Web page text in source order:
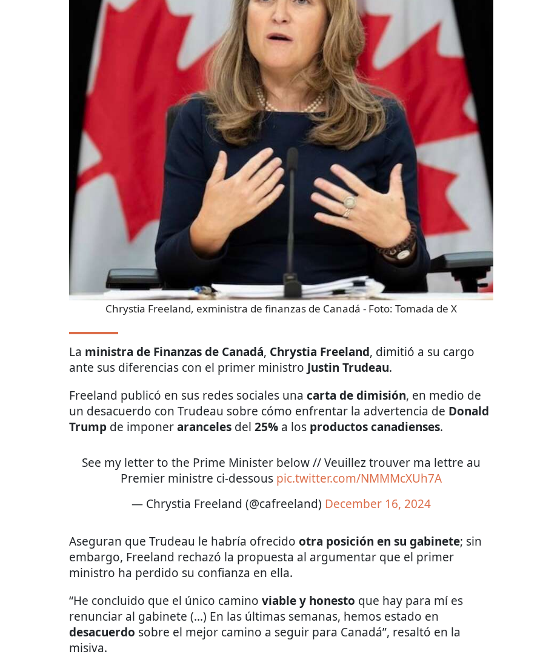
Chrystia Freeland, exministra de finanzas de Canadá - Foto: Tomada de X
La ministra de Finanzas de Canadá, Chrystia Freeland, dimitió a su cargo
ante sus diferencias con el primer ministro Justin Trudeau.
Freeland publicó en sus redes sociales una carta de dimisión, en medio de
un desacuerdo con Trudeau sobre cómo enfrentar la advertencia de Donald
Trump de imponeraranceles del 25% a los productos canadienses.
See my letter to the Prime Minister below // Veuillez trouver ma lettre au
Premier ministre ci-dessous pic.twitter.com/NMMMcXUh7A
— Chrystia Freeland (@cafreeland) December 16, 2024
Aseguran que Trudeau le habría ofrecido otra posición en su gabinete; sin
embargo, Freeland rechazó la propuesta al argumentar que el primer
ministro ha perdido su confianza en ella.
“He concluido que el único camino viable y honesto que hay para mí es
renunciar al gabinete (...) En las últimas semanas, hemos estado en
desacuerdo sobre el mejor camino a seguir para Canadá”, resaltó en la
misiva.